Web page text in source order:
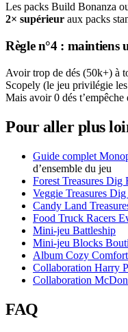
Les packs Build Bonanza
2× supérieur aux packs
Règle n°4 : maintiens
Avoir trop de dés (50k+) à
Scopely (le jeu privilégie
Mais avoir 0 dés
Pour aller plus
Guide complet
d’ensemble du jeu
Forest Treasures Dig
Veggie Treasures
Candy Land
Food Truck Racers
Mini-jeu Battleship
Mini-jeu Blocks
Album Cozy
Collaboration Harry
Collaboration
FAQ